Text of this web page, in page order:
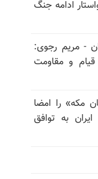
ادامه جنگ
- مریم رجوی:
قیام و مقاومت
مکه» را امضا
به توافق